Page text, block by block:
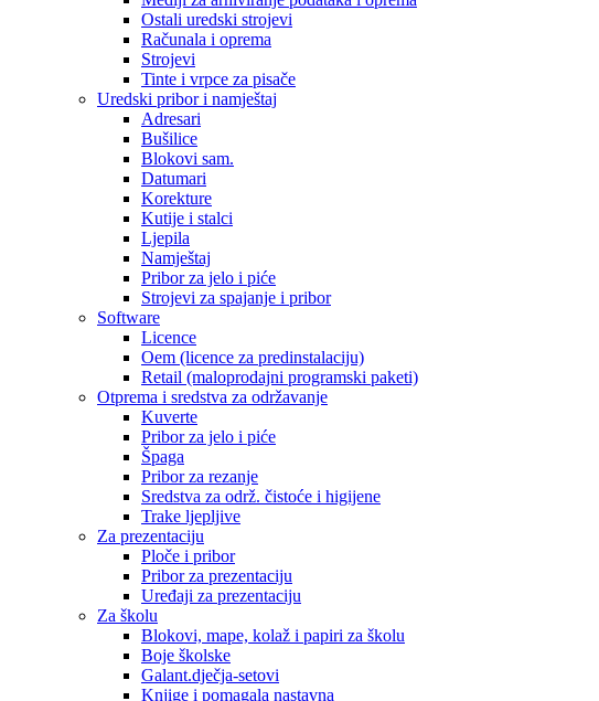
Ostali uredski strojevi
Računala i oprema
Strojevi
Tinte i vrpce za pisače
Uredski pribor i namještaj
Adresari
Bušilice
Blokovi sam.
Datumari
Korekture
Kutije i stalci
Ljepila
Namještaj
Pribor za jelo i piće
Strojevi za spajanje i pribor
Software
Licence
Oem (licence za predinstalaciju)
Retail (maloprodajni programski paketi)
Otprema i sredstva za održavanje
Kuverte
Pribor za jelo i piće
Špaga
Pribor za rezanje
Sredstva za održ. čistoće i higijene
Trake ljepljive
Za prezentaciju
Ploče i pribor
Pribor za prezentaciju
Uređaji za prezentaciju
Za školu
Blokovi, mape, kolaž i papiri za školu
Boje školske
Galant.dječja-setovi
Knjige i pomagala nastavna